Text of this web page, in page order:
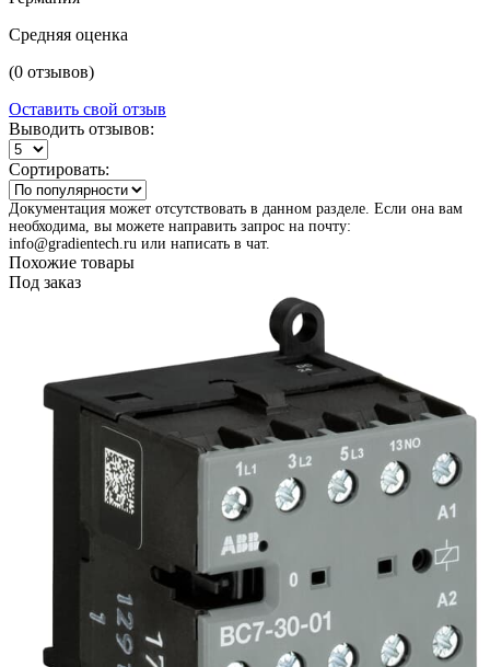
Средняя оценка
(0 отзывов)
Оставить свой отзыв
Выводить отзывов:
Сортировать:
Документация может отсутствовать в данном разделе. Если она вам
необходима, вы можете направить запрос на почту:
info@gradientech.ru или написать в чат.
Похожие товары
Под заказ